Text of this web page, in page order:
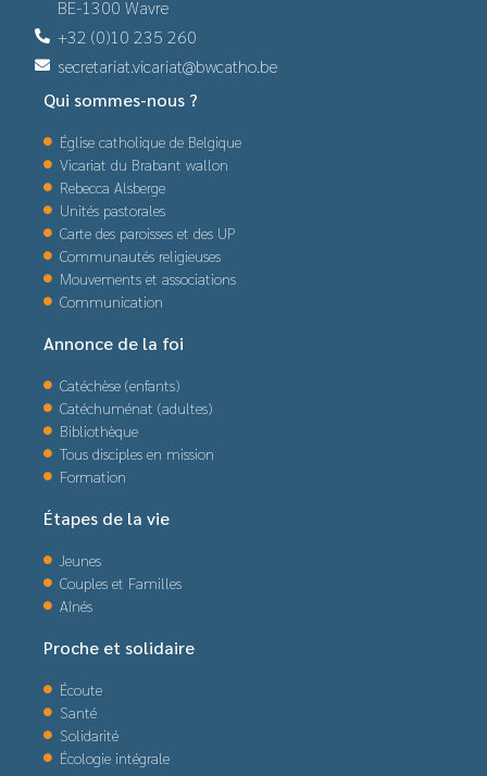
BE-1300 Wavre
+32 (0)10 235 260
secretariat.vicariat@bwcatho.be
Qui sommes-nous ?
Église catholique de Belgique
Vicariat du Brabant wallon
Rebecca Alsberge
Unités pastorales
Carte des paroisses et des UP
Communautés religieuses
Mouvements et associations
Communication
Annonce de la foi
Catéchèse (enfants)
Catéchuménat (adultes)
Bibliothèque
Tous disciples en mission
Formation
Étapes de la vie
Jeunes
Couples et Familles
Aînés
Proche et solidaire
Écoute
Santé
Solidarité
Écologie intégrale